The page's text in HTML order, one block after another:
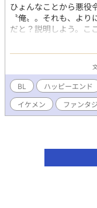
ひょんなことから悪役
〝俺〟。それも、よ
だと？説明しよう。こ
モノで冒頭から理不
要素によって何やかん
とであり――とにかく
き延びにゃならんのだ
真っ当な王子としての
か、この世界ではヒロ
がぐいぐい迫ってくる
して俺は、この破滅ル
子の俺がヒーローに
行ないました。 2025
ございます。 2025年
BL ハッピーエンド
イケメン
ファンタ